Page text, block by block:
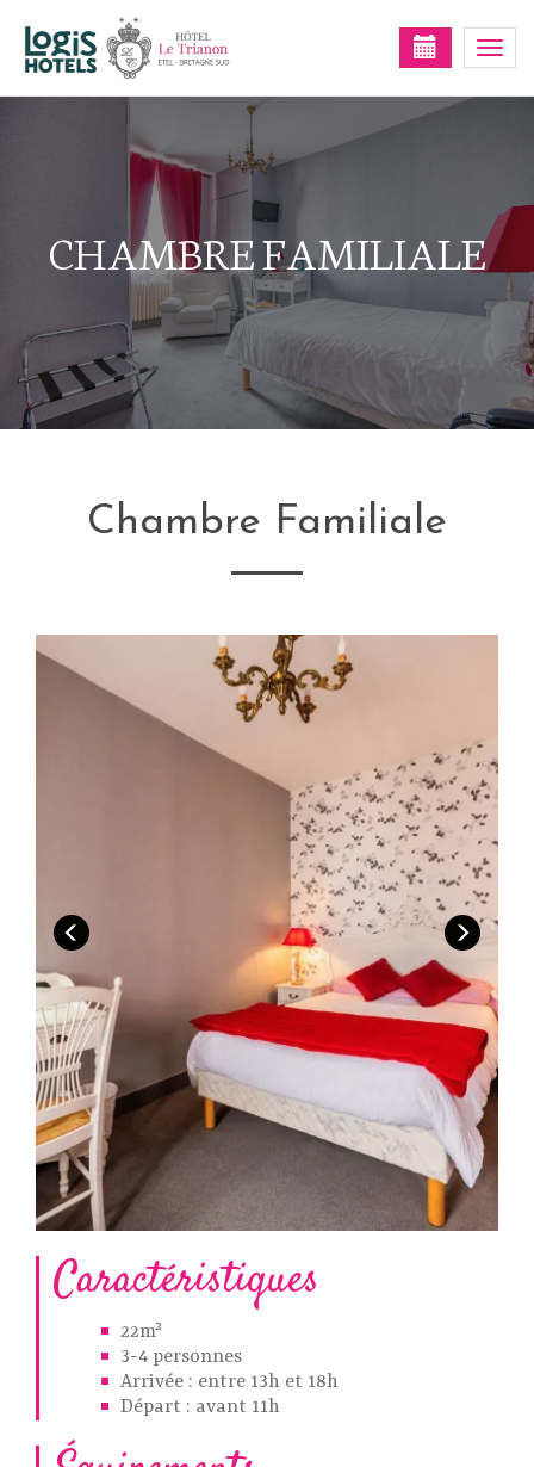
CHAMBRE FAMILIALE
Chambre Familiale
Caractéristiques
22m²
3-4 personnes
Arrivée : entre 13h et 18h
Départ : avant 11h